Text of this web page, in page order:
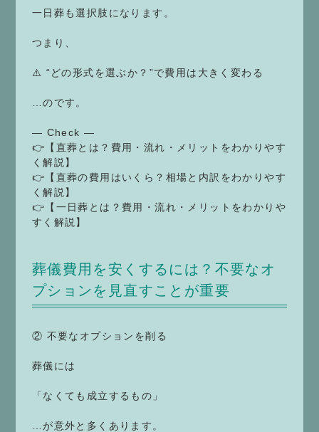
一日葬も選択肢になります。
つまり、
⚠️ “どの形式を選ぶか？”で費用は大きく変わる
…のです。
— Check —
👉【直葬とは？費用・流れ・メリットをわかりやす
く解説】
👉【直葬の費用はいくら？相場と内訳をわかりやす
く解説】
👉【一日葬とは？費用・流れ・メリットをわかりや
すく解説】
葬儀費用を安くするには？不要なオ
プションを見直すことが重要
② 不要なオプションを削る
葬儀には
「なくても成立するもの」
…が意外と多くあります。